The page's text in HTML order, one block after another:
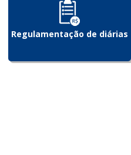
Regulamentação de diárias